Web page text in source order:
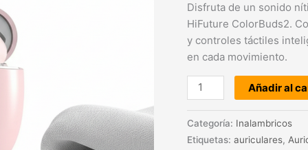
Disfruta de un sonido
HiFuture ColorBuds2.
y controles táctiles
en cada movimiento.
Añadir al
Categoría: Inalambricos
Etiquetas: auriculares,